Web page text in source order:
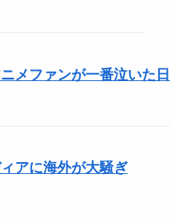
メファンが一番泣いた日
アに海外が大騒ぎ